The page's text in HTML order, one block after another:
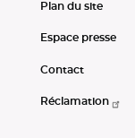
Plan du site
Espace presse
Contact
Réclamation